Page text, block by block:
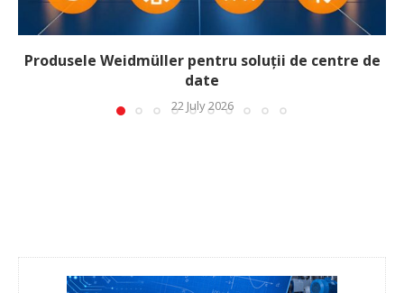
Produsele Weidmüller pentru soluții de centre de
date
22 July 2026